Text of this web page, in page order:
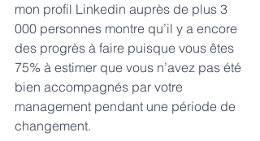
mon profil Linkedin auprès de plus 3
000 personnes montre qu’il y a encore
des progrès à faire puisque vous êtes
75% à estimer que vous n’avez pas été
bien accompagnés par votre
management pendant une période de
changement.